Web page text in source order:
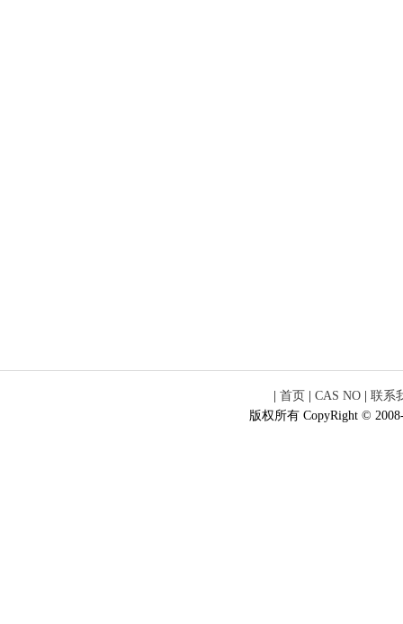
首页 CAS NO
联系
版权所有 CopyRight ©